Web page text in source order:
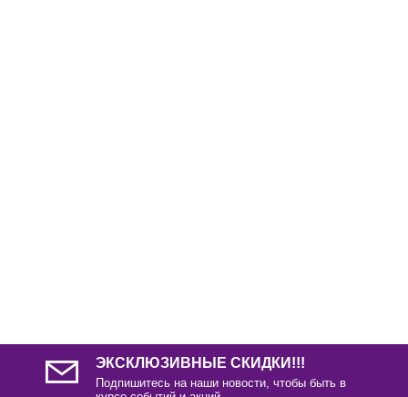
ЭКСКЛЮЗИВНЫЕ СКИДКИ!!!
Подпишитесь на наши новости, чтобы быть в